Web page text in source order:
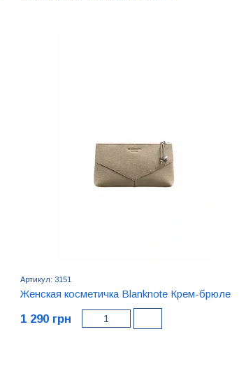
Артикул: 3151
Женская косметичка Blanknote Крем-брюле
1 290 грн